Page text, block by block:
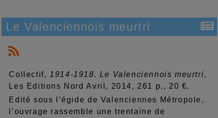
Le Valenciennois meurtri
Collectif, 1914-1918. Le Valenciennois meurtri,
Les Editions Nord Avril, 2014, 261 p., 20 €.
Edité sous l’égide de Valenciennes Métropole,
l’ouvrage rassemble une trentaine de